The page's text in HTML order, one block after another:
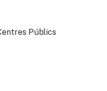
Públics